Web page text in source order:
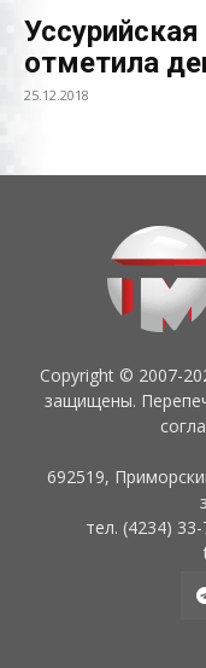
отметила
25.12.2018
Copyright © 2007-
защищены.
692519,
тел. (4234)